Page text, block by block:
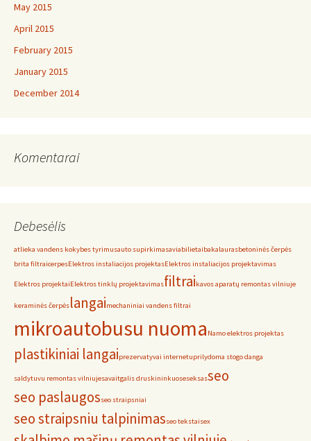
May 2015
April 2015
February 2015
January 2015
December 2014
Komentarai
Debesėlis
atlieka vandens kokybes tyrimusauto supirkimasaviabilietaibakalaurasbetoninės čerpės
brita filtraicerpesElektros instaliacijos projektasElektros instaliacijos projektavimas
Elektros projektaiElektros tinklų projektavimasfiltraikavos aparatų remontas vilniuje
keraminės čerpėslangaimechaniniai vandens filtrai
mikroautobusu nuoma Namo elektros projektas
plastikiniai langaiprezervatyvai internetuprilydoma stogo danga
saldytuvu remontas vilniujesavaitgalis druskininkuoseseksasseo
seo paslaugosseo straipsniai
seo straipsniu talpinimasseo tekstaisex